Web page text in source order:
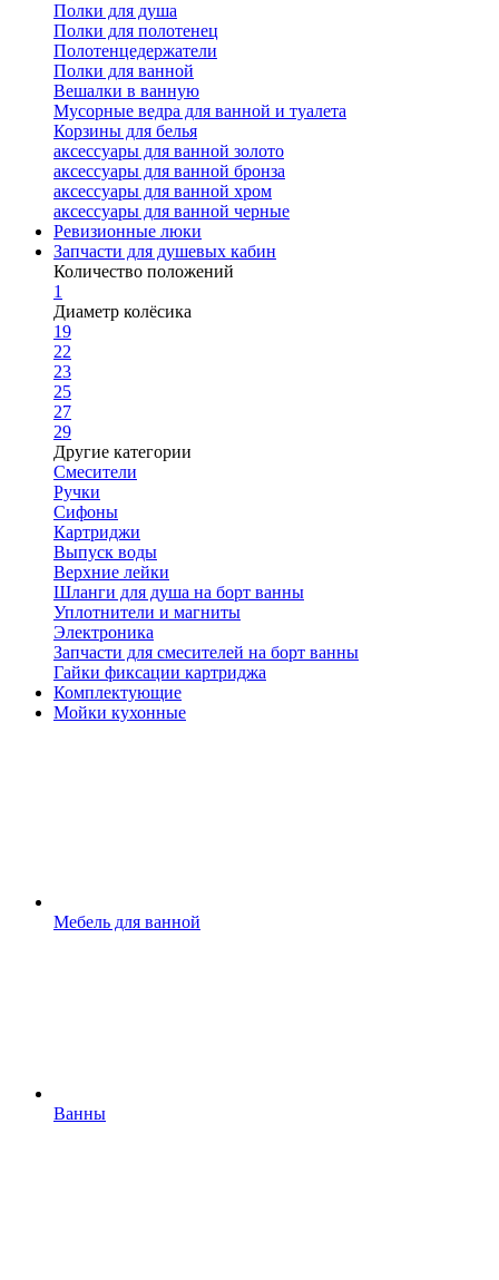
Полки для душа
Полки для полотенец
Полотенцедержатели
Полки для ванной
Вешалки в ванную
Мусорные ведра для ванной и туалета
Корзины для белья
аксессуары для ванной золото
аксессуары для ванной бронза
аксессуары для ванной хром
аксессуары для ванной черные
Ревизионные люки
Запчасти для душевых кабин
Количество положений
1
Диаметр колёсика
19
22
23
25
27
29
Другие категории
Смесители
Ручки
Сифоны
Картриджи
Выпуск воды
Верхние лейки
Шланги для душа на борт ванны
Уплотнители и магниты
Электроника
Запчасти для смесителей на борт ванны
Гайки фиксации картриджа
Комплектующие
Мойки кухонные
Мебель для ванной
Ванны